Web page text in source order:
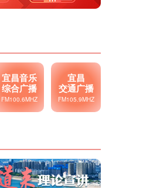
宜昌音乐
综合广播
FM100.6MHZ
宜昌
交通广播
FM105.9MHZ